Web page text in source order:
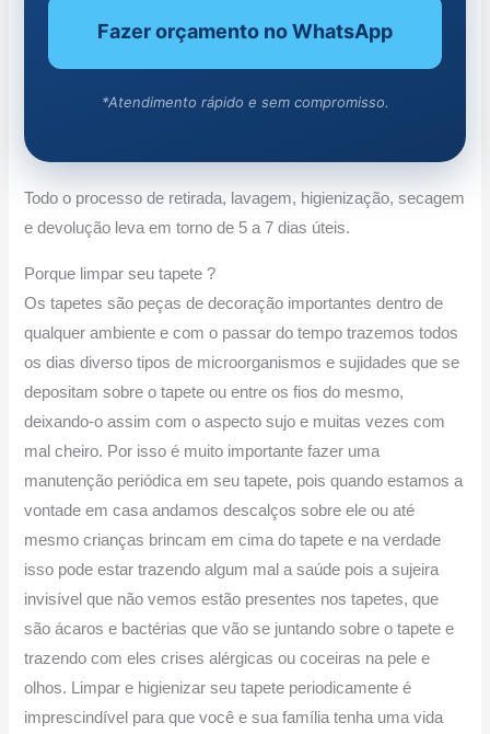
Fazer orçamento no WhatsApp
*Atendimento rápido e sem compromisso.
Todo o processo de retirada, lavagem, higienização, secagem
e devolução leva em torno de 5 a 7 dias úteis.
Porque limpar seu tapete ?
Os tapetes são peças de decoração importantes dentro de
qualquer ambiente e com o passar do tempo trazemos todos
os dias diverso tipos de microorganismos e sujidades que se
depositam sobre o tapete ou entre os fios do mesmo,
deixando-o assim com o aspecto sujo e muitas vezes com
mal cheiro. Por isso é muito importante fazer uma
manutenção periódica em seu tapete, pois quando estamos a
vontade em casa andamos descalços sobre ele ou até
mesmo crianças brincam em cima do tapete e na verdade
isso pode estar trazendo algum mal a saúde pois a sujeira
invisível que não vemos estão presentes nos tapetes, que
são ácaros e bactérias que vão se juntando sobre o tapete e
trazendo com eles crises alérgicas ou coceiras na pele e
olhos. Limpar e higienizar seu tapete periodicamente é
imprescindível para que você e sua família tenha uma vida